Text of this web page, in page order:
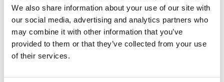
We also share information about your use of our site with
our social media, advertising and analytics partners who
may combine it with other information that you’ve
provided to them or that they’ve collected from your use
of their services.
Little Giant Fortress escabeau 4 marches |
Escabeau professionnel en fibre de verre
avec plateforme de sécurité
escabeau à plateforme Little Giant Fortress 4 marches